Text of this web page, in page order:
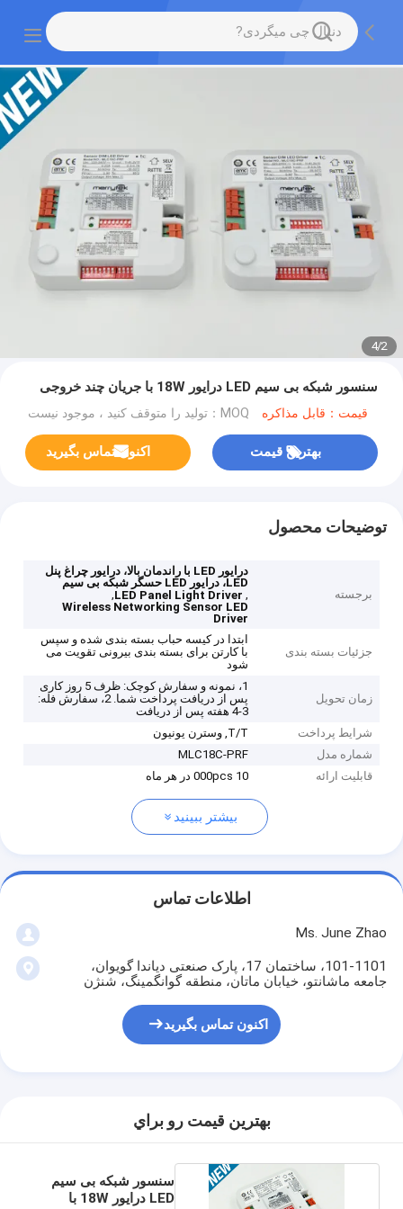
2
/
4
سنسور شبکه بی سیم LED درایور 18W با جریان چند خروجی
قیمت：قابل مذاکره MOQ：تولید را متوقف کنید ، موجود نیست
بهترین قیمت اکنون تماس بگیرید
توضیحات محصول
برجسته
درایور LED با راندمان بالا، درایور چراغ پنل
LED، درایور LED حسگر شبکه بی سیم
,
LED Panel Light Driver
,
Wireless Networking Sensor LED
Driver
جزئیات بسته بندی
ابتدا در کیسه حباب بسته بندی شده و سپس
با کارتن برای بسته بندی بیرونی تقویت می
شود
زمان تحویل
1، نمونه و سفارش کوچک: ظرف 5 روز کاری
پس از دریافت پرداخت شما. 2، سفارش فله:
3-4 هفته پس از دریافت
شرایط پرداخت
T/T, وسترن یونیون
شماره مدل
MLC18C-PRF
قابلیت ارائه
10 000pcs در هر ماه
بیشتر ببینید
اطلاعات تماس
Ms. June Zhao
101-1101، ساختمان 17، پارک صنعتی دیاندا گویوان،
جامعه ماشانتو، خیابان ماتان، منطقه گوانگمینگ، شنژن
اکنون تماس بگیرید
بهترين قيمت رو براي
سنسور شبکه بی سیم
LED درایور 18W با